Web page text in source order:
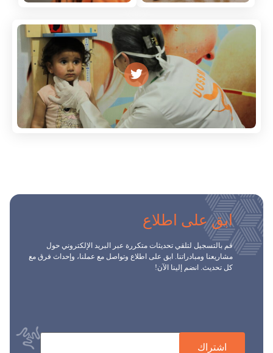
ابق على اطلاع
قم بالتسجيل لتلقي تحديثات متكررة عبر البريد الإلكتروني حول
مشاريعنا ومبادراتنا. ابق على اطلاع وتواصل مع عملنا، وإحداث فرق مع
كل تحديث. انضم إلينا الآن!
اشتراك